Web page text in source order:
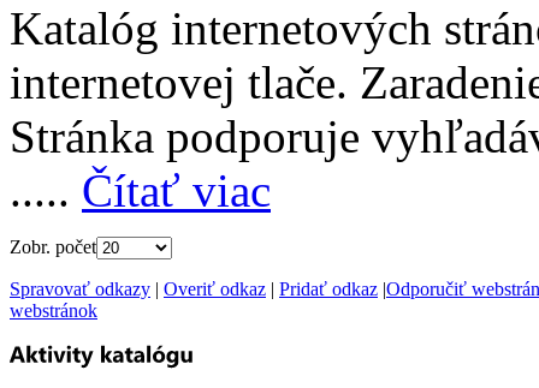
Katalóg internetových
internetovej tlače.
Stránka podporuje
..... Čítať viac
Zobr. počet
Spravovať odkazy | Overiť odkaz | Pridať odkaz |Odporučiť
webstránok